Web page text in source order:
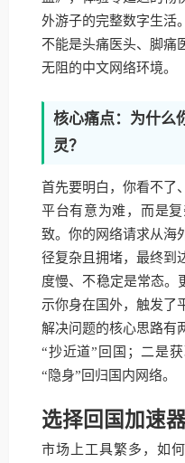
外游子的完整数字生活
不能是头痛医头、脚痛
无阻的中文网络环境。
核心痛点：为什么
灵？
首先要明白，你看不了
平台有意为难，而是
致。你的网络请求从海
径复杂且拥堵，最终到
度慢、不稳定是常态。
示你身在国外，触发了
解决问题的核心思路有
“抄近道”回国；二是
“隐身”回归国内网络。
选择回国加速
市场上工具繁多，如